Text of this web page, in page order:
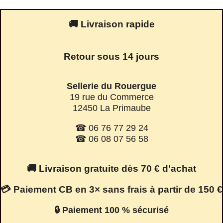
🚚 Livraison rapide
Retour sous 14 jours
Sellerie du Rouergue
19 rue du Commerce
12450 La Primaube
☎ 06 76 77 29 24
☎ 06 08 07 56 58
🚚 Livraison gratuite dès 70 € d’achat
💳 Paiement CB en 3× sans frais à partir de 150 €
🔒 Paiement 100 % sécurisé